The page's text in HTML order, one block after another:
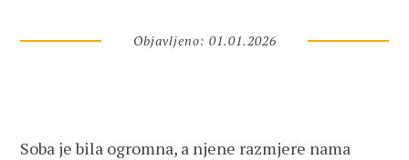
Objavljeno: 01.01.2026
Soba je bila ogromna, a njene razmjere nama